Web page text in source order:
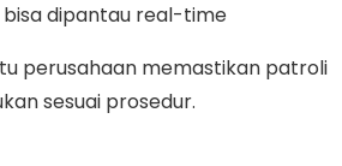
dipantau real-time
perusahaan memastikan patroli
sesuai prosedur.